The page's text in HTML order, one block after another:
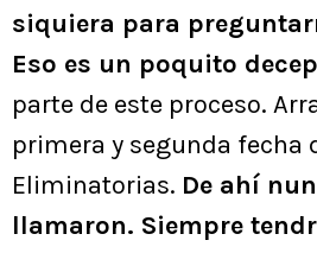
siquiera para
Eso es un poquito
parte de este proceso.
primera y segunda fecha
Eliminatorias. De ahí
llamaron. Siempre